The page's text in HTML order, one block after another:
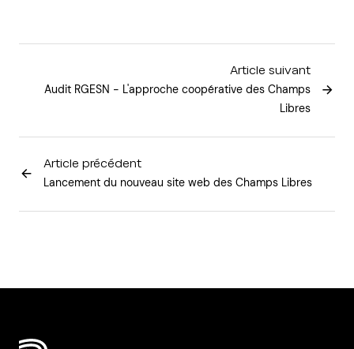
Article précédent
Lancement du nouveau site web des Champs Libres
Article suivant
Audit RGESN - L'approche coopérative des Champs
Libres